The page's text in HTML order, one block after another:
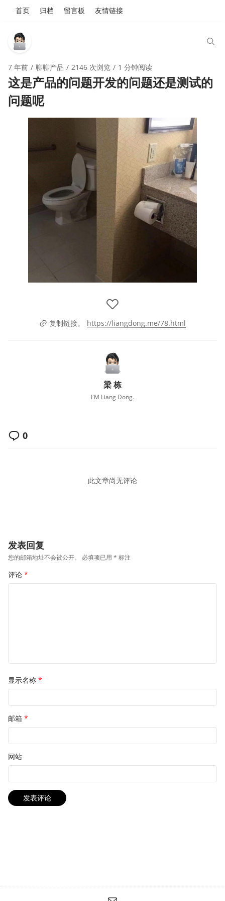
首页 归档 留言板 友情链接
7 年前 聊聊产品 2146 次浏览 1 分钟阅读
这是产品的问题开发的问题还是测试的
问题呢
复制链接。 https://liangdong.me/78.html
梁 栋
I'M Liang Dong.
0
此文章尚无评论
发表回复
您的邮箱地址不会被公开。 必填项已用 * 标注
评论 *
显示名称 *
邮箱 *
网站